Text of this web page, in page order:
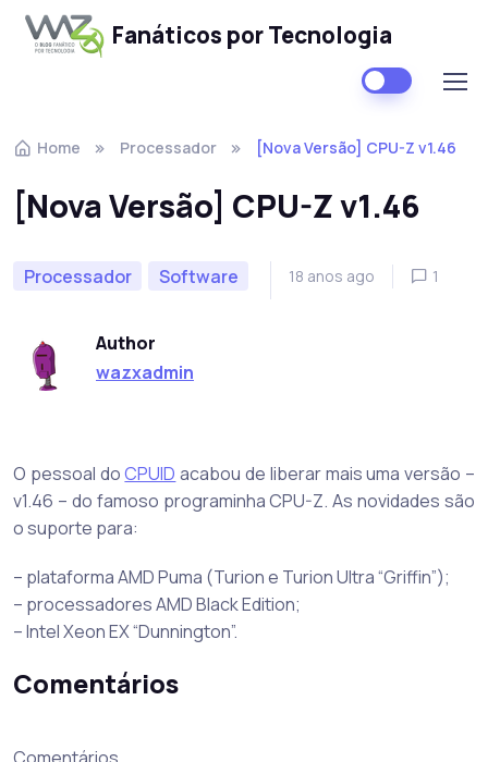
Fanáticos por Tecnologia
Home Processador [Nova Versão] CPU-Z v1.46
[Nova Versão] CPU-Z v1.46
Processador Software 18 anos ago 1
Author
wazxadmin
O pessoal doCPUID acabou de liberar mais uma versão –
v1.46 – do famoso programinha CPU-Z. As novidades são
o suporte para:
– plataforma AMD Puma (Turion e Turion Ultra “Griffin”);
– processadores AMD Black Edition;
– Intel Xeon EX “Dunnington”.
Comentários